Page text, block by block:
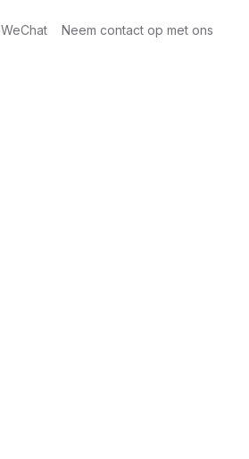
WeChat Neem contact op met ons